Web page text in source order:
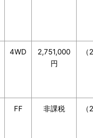
4WD
2,751,000
円
FF 非課税